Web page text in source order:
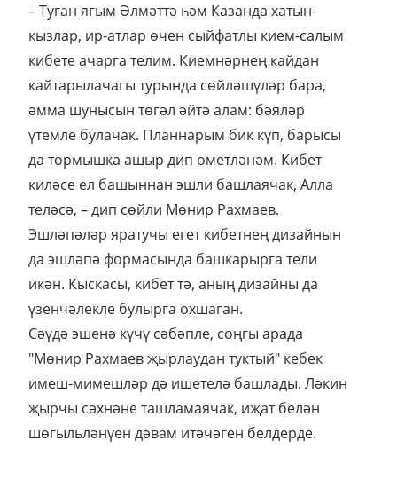
– Туган ягым Әлмәттә һәм Казанда хатын-
кызлар, ир-атлар өчен сыйфатлы кием-салым
кибете ачарга телим. Киемнәрнең кайдан
кайтарылачагы турында сөйләшүләр бара,
әмма шунысын төгәл әйтә алам: бәяләр
үтемле булачак. Планнарым бик күп, барысы
да тормышка ашыр дип өметләнәм. Кибет
киләсе ел башыннан эшли башлаячак, Алла
теләсә, – дип сөйли Мөнир Рахмаев.
Эшләпәләр яратучы егет кибетнең дизайнын
да эшләпә формасында башкарырга тели
икән. Кыскасы, кибет тә, аның дизайны да
үзенчәлекле булырга охшаган.
Сәүдә эшенә күчү сәбәпле, соңгы арада
"Мөнир Рахмаев җырлаудан туктый" кебек
имеш-мимешләр дә ишетелә башлады. Ләкин
җырчы сәхнәне ташламаячак, иҗат белән
шөгыльләнүен дәвам итәчәген белдерде.